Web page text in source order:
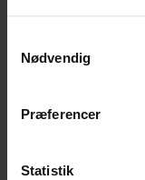
Nødvendig
Præferencer
Statistik